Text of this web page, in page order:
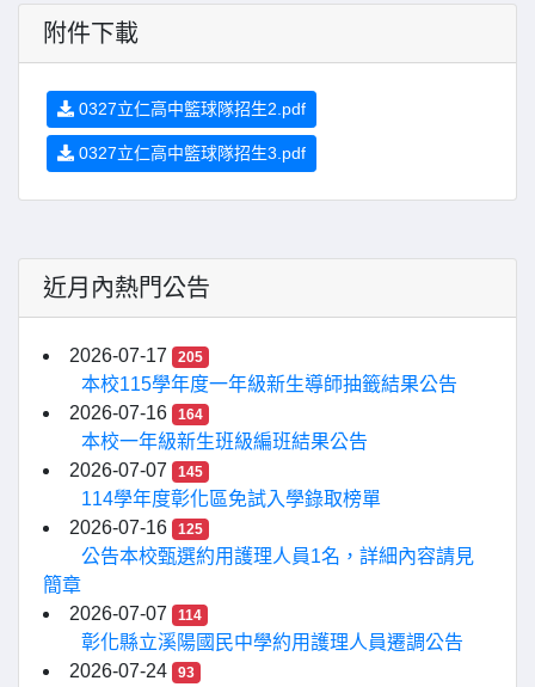
附件下載
0327立仁高中籃球隊招生2.pdf
0327立仁高中籃球隊招生3.pdf
近月內熱門公告
2026-07-17 205
本校115學年度一年級新生導師抽籤結果公告
2026-07-16
164
本校一年級新生班級編班結果公告
2026-07-07
145
114學年度彰化區免試入學錄取榜單
2026-07-16
125
公告本校甄選約用護理人員1名，詳細內容請見
簡章
2026-07-07
114
彰化縣立溪陽國民中學約用護理人員遷調公告
2026-07-24
93